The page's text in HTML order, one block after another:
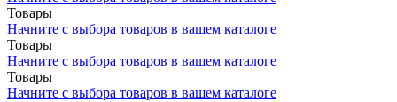
Товары
Начните с выбора товаров в вашем каталоге
Товары
Начните с выбора товаров в вашем каталоге
Товары
Начните с выбора товаров в вашем каталоге